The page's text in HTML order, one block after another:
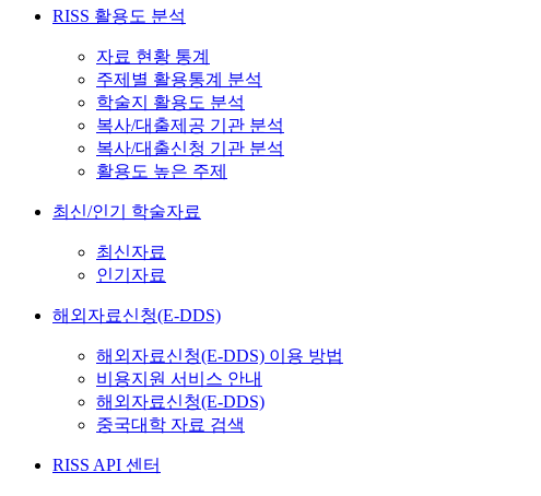
RISS 활용도 분석
자료 현황 통계
주제별 활용통계 분석
학술지 활용도 분석
복사/대출제공 기관 분석
복사/대출신청 기관 분석
활용도 높은 주제
최신/인기 학술자료
최신자료
인기자료
해외자료신청(E-DDS)
해외자료신청(E-DDS) 이용 방법
비용지원 서비스 안내
해외자료신청(E-DDS)
중국대학 자료 검색
RISS API 센터